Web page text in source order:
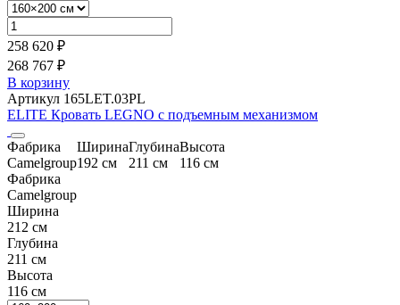
258 620 ₽
268 767 ₽
В корзину
Артикул 165LET.03PL
ELITE Кровать LEGNO с подъемным механизмом
Фабрика
Camelgroup
Ширина
192 см
Глубина
211 см
Высота
116 см
Фабрика
Camelgroup
Ширина
212 см
Глубина
211 см
Высота
116 см